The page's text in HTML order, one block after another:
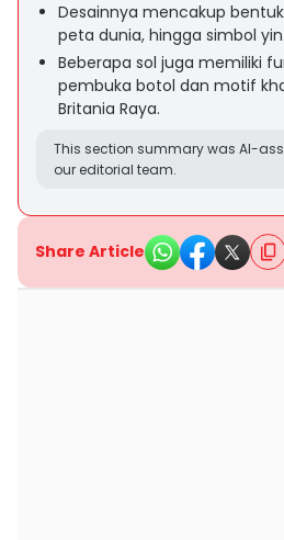
Desainnya mencakup
peta dunia, hingga simbol
Beberapa sol juga memiliki
pembuka botol dan motif
Britania Raya.
This section summary was AI-
our editorial team.
Share Article